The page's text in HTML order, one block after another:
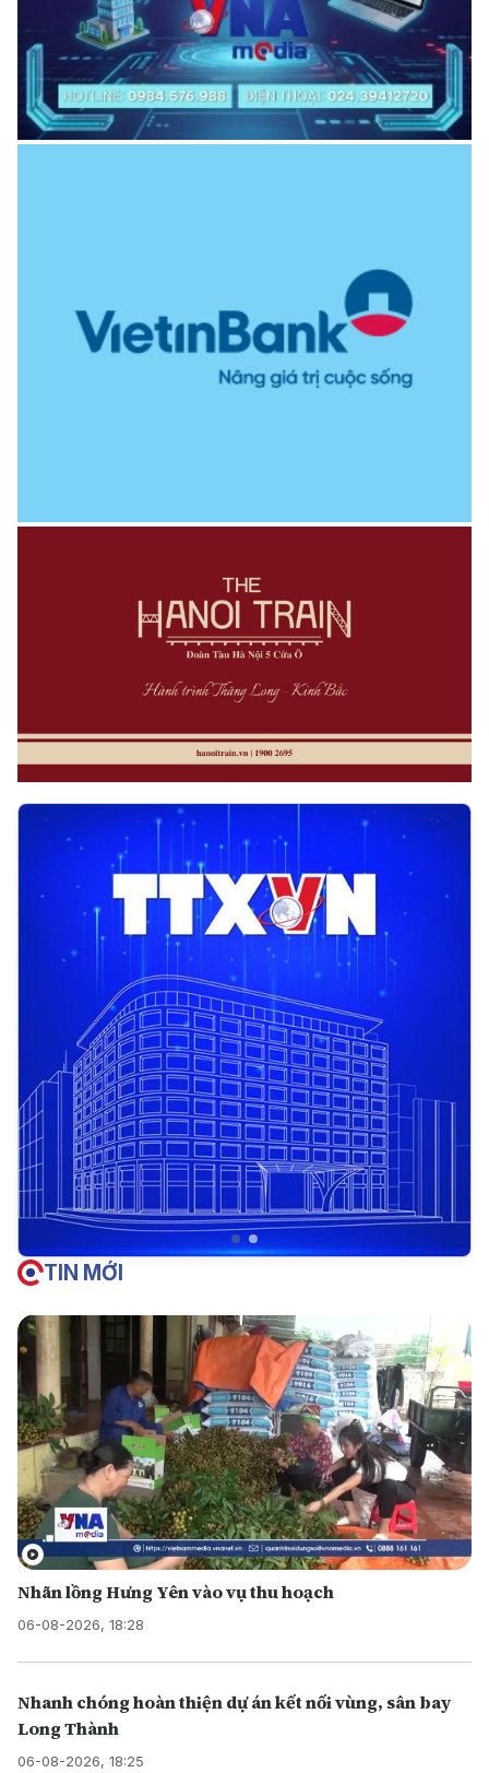
TIN MỚI
Nhãn lồng Hưng Yên vào vụ thu hoạch
06-08-2026, 18:28
Nhanh chóng hoàn thiện dự án kết nối vùng, sân bay
Long Thành
06-08-2026, 18:25